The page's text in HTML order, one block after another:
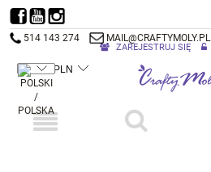
514 143 274 MAIL@CRAFTYMOLY.PL
ZAREJESTRUJ SIĘ